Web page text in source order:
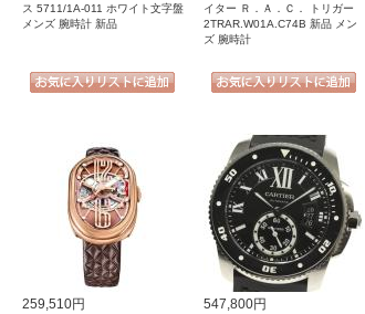
ス 5711/1A-011 ホワイト文字盤
メンズ 腕時計 新品
イター Ｒ．Ａ．Ｃ． トリガー
2TRAR.W01A.C74B 新品 メン
ズ 腕時計
259,510円 547,800円